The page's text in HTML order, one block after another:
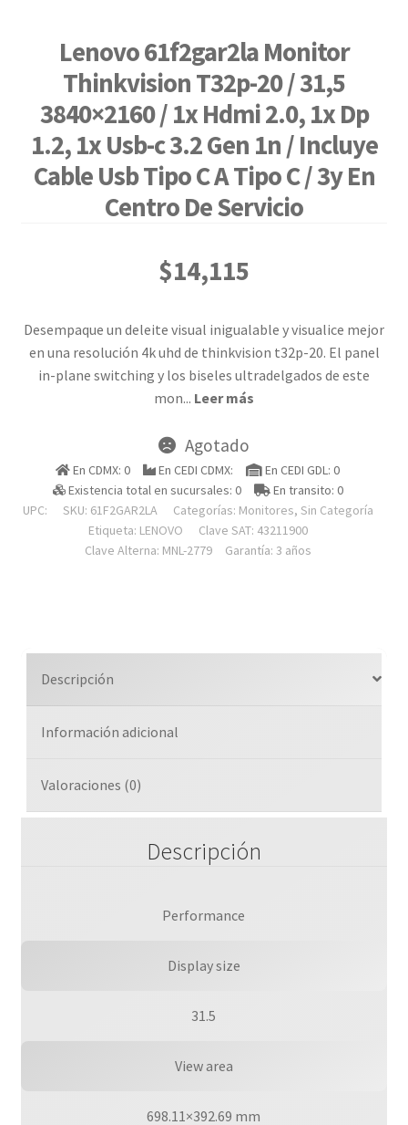
Lenovo 61f2gar2la Monitor
Thinkvision T32p-20 / 31,5
3840×2160 / 1x Hdmi 2.0, 1x Dp
1.2, 1x Usb-c 3.2 Gen 1n / Incluye
Cable Usb Tipo C A Tipo C / 3y En
Centro De Servicio
$14,115
Desempaque un deleite visual inigualable y visualice mejor
en una resolución 4k uhd de thinkvision t32p-20. El panel
in-plane switching y los biseles ultradelgados de este
mon... Leer más
Agotado
En CDMX: 0 En CEDI CDMX:
En CEDI GDL: 0
Existencia total en sucursales: 0
En transito: 0
UPC:
SKU: 61F2GAR2LA Categorías: Monitores, Sin Categoría
Etiqueta: LENOVO
Clave SAT: 43211900
Clave Alterna: MNL-2779
Garantía: 3 años
Descripción
Información adicional
Valoraciones (0)
Descripción
Performance
Display size
31.5
View area
698.11×392.69 mm